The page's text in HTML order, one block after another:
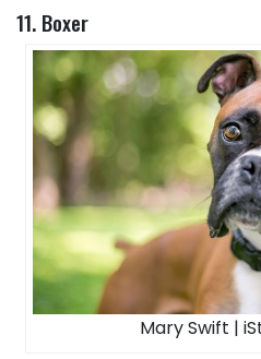
11. Boxer
Mary Swift |